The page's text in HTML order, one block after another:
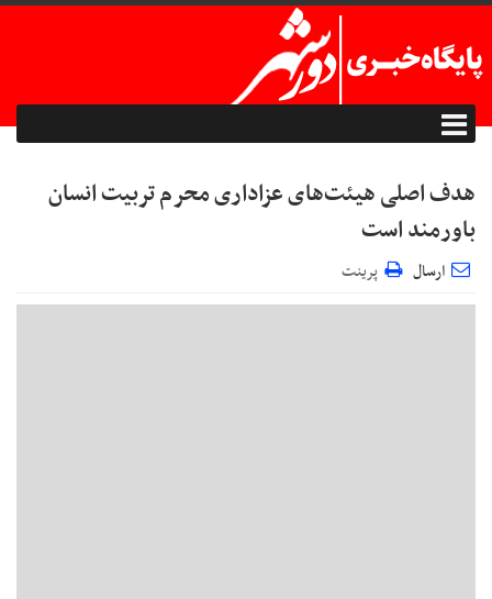
هدف اصلی هیئت‌های عزاداری محرم تربیت انسان
باورمند است
ارسال پرینت